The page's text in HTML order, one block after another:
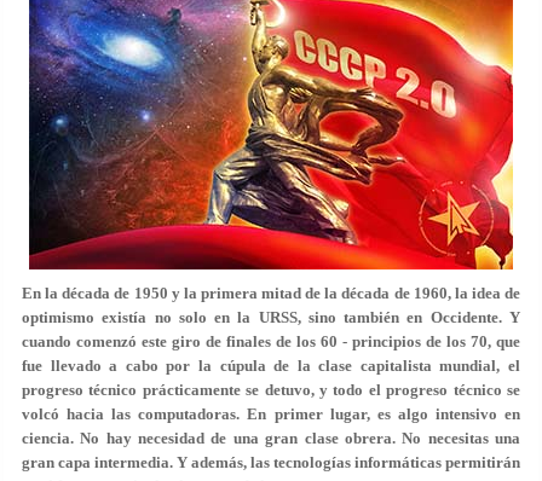
En la década de 1950 y la primera mitad de la década de 1960, la idea de
optimismo existía no solo en la URSS, sino también en Occidente. Y
cuando comenzó este giro de finales de los 60 - principios de los 70, que
fue llevado a cabo por la cúpula de la clase capitalista mundial, el
progreso técnico prácticamente se detuvo, y todo el progreso técnico se
volcó hacia las computadoras. En primer lugar, es algo intensivo en
ciencia. No hay necesidad de una gran clase obrera. No necesitas una
gran capa intermedia. Y además, las tecnologías informáticas permitirán